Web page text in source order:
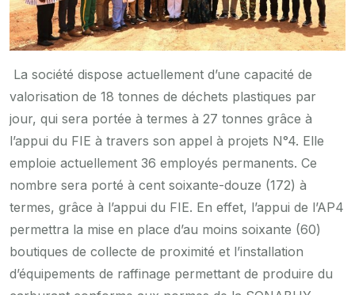
La société dispose actuellement d’une capacité de
valorisation de 18 tonnes de déchets plastiques par
jour, qui sera portée à termes à 27 tonnes grâce à
l’appui du FIE à travers son appel à projets N°4. Elle
emploie actuellement 36 employés permanents. Ce
nombre sera porté à cent soixante-douze (172) à
termes, grâce à l’appui du FIE. En effet, l’appui de l’AP4
permettra la mise en place d’au moins soixante (60)
boutiques de collecte de proximité et l’installation
d’équipements de raffinage permettant de produire du